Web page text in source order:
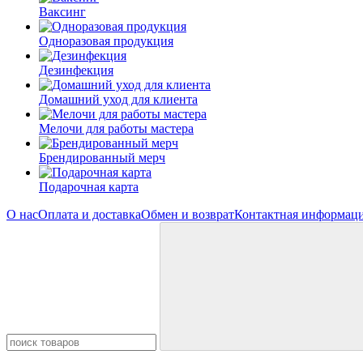
Ваксинг
Одноразовая продукция
Дезинфекция
Домашний уход для клиента
Мелочи для работы мастера
Брендированный мерч
Подарочная карта
О насОплата и доставкаОбмен и возвратКонтактная